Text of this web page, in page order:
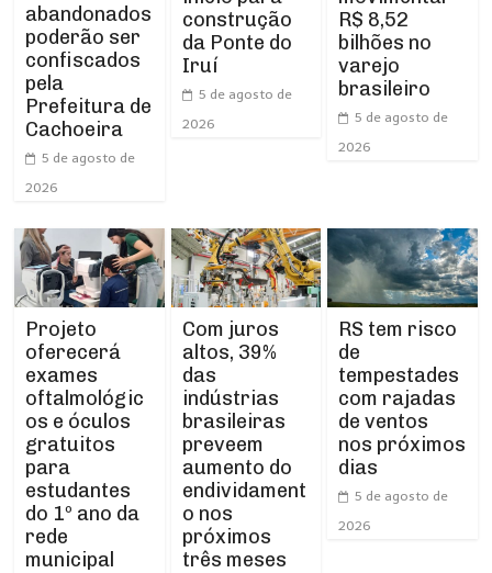
abandonados
poderão ser
confiscados
pela
Prefeitura de
Cachoeira
5 de agosto de
2026
construção
da Ponte do
Iruí
5 de agosto de
2026
R$ 8,52
bilhões no
varejo
brasileiro
5 de agosto de
2026
Projeto
oferecerá
exames
oftalmológic
os e óculos
gratuitos
para
estudantes
do 1º ano da
rede
municipal
Com juros
altos, 39%
das
indústrias
brasileiras
preveem
aumento do
endividament
o nos
próximos
três meses
RS tem risco
de
tempestades
com rajadas
de ventos
nos próximos
dias
5 de agosto de
2026